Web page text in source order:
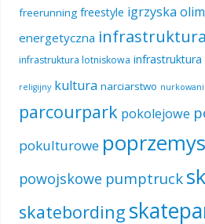
freerunning freestyle igrzyska
energetyczna
infrastruktura lotniskowa
religijny kultura narciarstwo
parcourpark pokolejowe
pokulturowe
powojskowe pumptruck
skatebording